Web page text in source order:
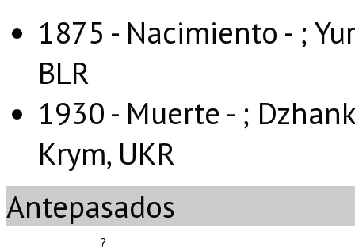
1875 - Nacimiento - ;
BLR
1930 - Muerte - ;
Krym, UKR
Antepasados
?